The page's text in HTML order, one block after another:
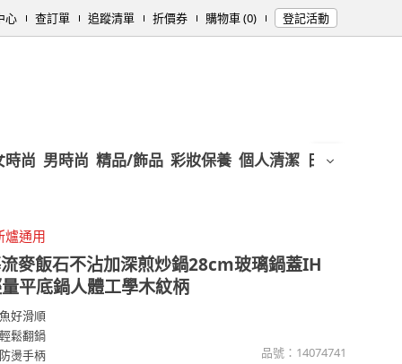
心 查訂單 追蹤清單 折價券 購物車 (0) 登記活動
時尚 男時尚 精品/飾品 彩妝保養 個人清潔 日用/紙品
爐通用
麥飯石不沾加深煎炒鍋28cm玻璃鍋蓋IH
平底鍋人體工學木紋柄
好滑順
鬆翻鍋
燙手柄
品號： 14074741